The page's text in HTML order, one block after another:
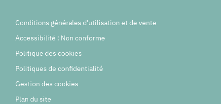
Conditions générales d'utilisation et de vente
Accessibilité : Non conforme
Politique des cookies
Politiques de confidentialité
Gestion des cookies
Plan du site